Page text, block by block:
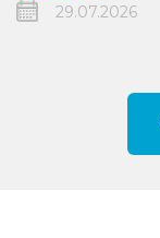
29.07.2026